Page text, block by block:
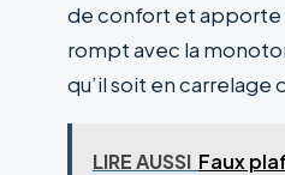
de confort et apporte
rompt avec la
qu’il soit en carrelage
LIRE AUSSI Faux